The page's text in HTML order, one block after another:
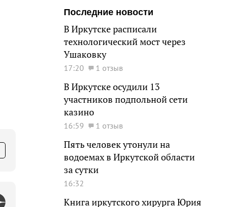
Последние новости
В Иркутске расписали
технологический мост через
Ушаковку
17:20 1 отзыв
В Иркутске осудили 13
участников подпольной сети
казино
16:59 1 отзыв
Пять человек утонули на
водоемах в Иркутской области
за сутки
16:32
Книга иркутского хирурга Юрия